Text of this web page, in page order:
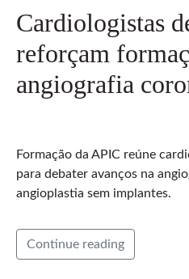
Cardiologistas
reforçam
angiografia
Formação da APIC reúne
para debater avanços na
angioplastia sem implantes.
Continue reading